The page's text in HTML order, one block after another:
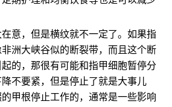
意，但是横纹就不一定了。如果指
洲大峡谷似的断裂带，而且这个断
的，那很有可能和指甲细胞暂停分
不要紧，但是停止了就是大事儿
甲根停止工作的，通常是一些影响